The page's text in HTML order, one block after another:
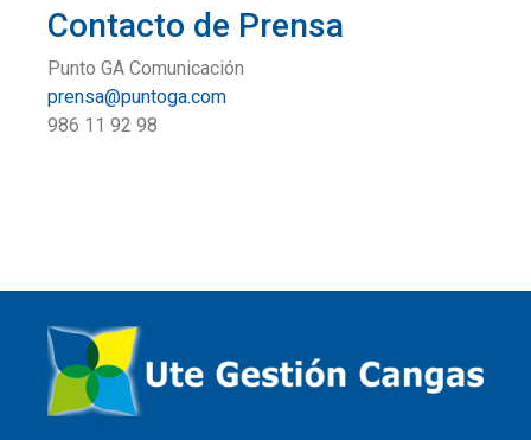
Contacto de Prensa
Punto GA Comunicación
prensa@puntoga.com
986 11 92 98